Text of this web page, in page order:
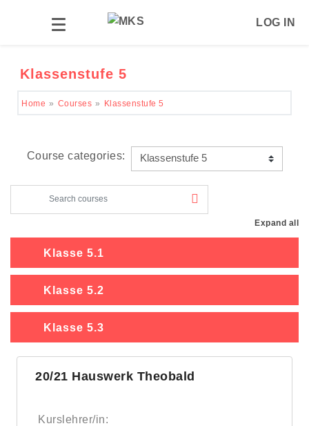
Side panel LOG IN
Klassenstufe 5
Home Courses Klassenstufe 5
Course categories:
Search courses
Expand all
Klasse 5.1
Klasse 5.2
Klasse 5.3
20/21 Hauswerk Theobald
Kurslehrer/in: